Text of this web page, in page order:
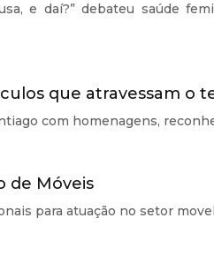
e daí?” debateu saúde
que atravessam o
com homenagens,
de Móveis
para atuação no setor